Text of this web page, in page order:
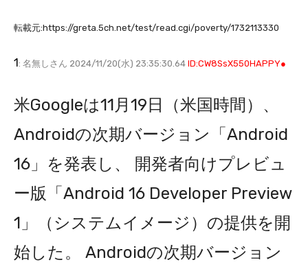
転載元:https://greta.5ch.net/test/read.cgi/poverty/1732113330
1: 名無しさん 2024/11/20(水) 23:35:30.64 ID:CW8SsX550HAPPY●
米Googleは11月19日（米国時間）、
Androidの次期バージョン「Android
16」を発表し、 開発者向けプレビュ
ー版「Android 16 Developer Preview
1」（システムイメージ）の提供を開
始した。 Androidの次期バージョン